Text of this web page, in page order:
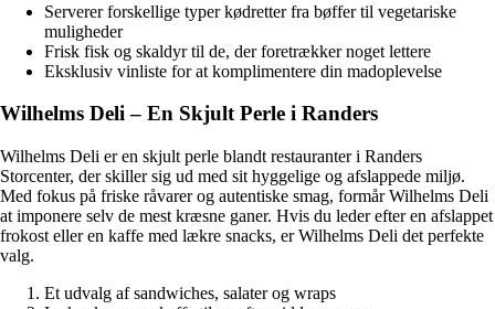
Serverer forskellige typer kødretter fra bøffer til vegetariske
muligheder
Frisk fisk og skaldyr til de, der foretrækker noget lettere
Eksklusiv vinliste for at komplimentere din madoplevelse
Wilhelms Deli – En Skjult Perle i Randers
Wilhelms Deli er en skjult perle blandt restauranter i Randers
Storcenter, der skiller sig ud med sit hyggelige og afslappede miljø.
Med fokus på friske råvarer og autentiske smag, formår Wilhelms Deli
at imponere selv de mest kræsne ganer. Hvis du leder efter en afslappet
frokost eller en kaffe med lækre snacks, er Wilhelms Deli det perfekte
valg.
Et udvalg af sandwiches, salater og wraps